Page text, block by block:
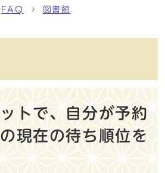
FAQ 図書館
トで、自分が予約
現在の待ち順位を